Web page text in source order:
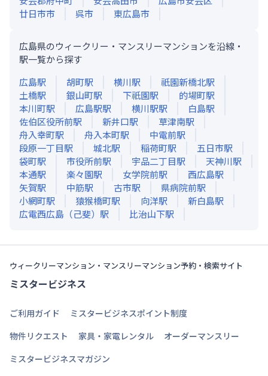
廿日市市
呉市 東広島市
広島県のウィークリー・マンスリーマンションを沿線・
駅一覧から探す
広島駅 胡町駅 横川駅 祇園新橋北駅
土橋駅 銀山町駅 下祇園駅 的場町駅
本川町駅 広島駅駅 横川駅駅 白島駅
佐伯区役所前駅 新井口駅 草津南駅
舟入幸町駅 舟入本町駅 中電前駅
段原一丁目駅 城北駅 稲荷町駅 五日市駅
袋町駅 市役所前駅 宇品二丁目駅 天神川駅
本通駅 楽々園駅 女学院前駅 西広島駅
矢賀駅 中筋駅 古市駅 県病院前駅
小網町駅 猿猴橋町駅 向洋駅 新白島駅
広電西広島（己斐） 駅 比治山下駅
ウィークリーマンション・マンスリーマンション予約・検索サイト
ミスタービジネス
ご利用ガイド
ミスタービジネスポイント制度
物件リクエスト
家具・家電レンタル
オーダーマンスリー
ミスタービジネスマガジン